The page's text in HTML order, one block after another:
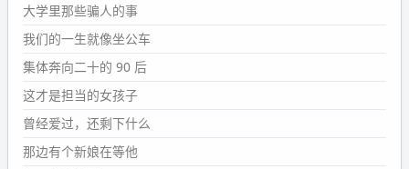
大学里那些骗人的事
我们的一生就像坐公车
集体奔向二十的 90 后
这才是担当的女孩子
曾经爱过，还剩下什么
那边有个新娘在等他